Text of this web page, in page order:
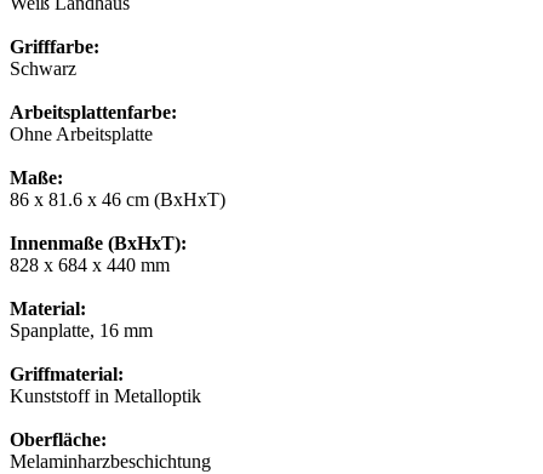
Grifffarbe:
Schwarz
Arbeitsplattenfarbe:
Ohne Arbeitsplatte
Maße:
86 x 81.6 x 46 cm (BxHxT)
Innenmaße (BxHxT):
828 x 684 x 440 mm
Material:
Spanplatte, 16 mm
Griffmaterial:
Kunststoff in Metalloptik
Oberfläche:
Melaminharzbeschichtung